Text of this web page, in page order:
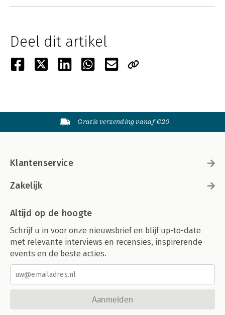
Deel dit artikel
Gratis verzending vanaf €20
Klantenservice
Zakelijk
Altijd op de hoogte
Schrijf u in voor onze nieuwsbrief en blijf up-to-date
met relevante interviews en recensies, inspirerende
events en de beste acties.
Aanmelden